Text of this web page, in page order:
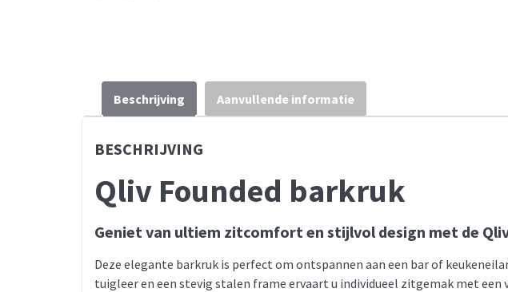
Beschrijving Aanvullende informatie
BESCHRIJVING
Qliv Founded barkruk
Geniet van ultiem zitcomfort en stijlvol design met de
Deze elegante barkruk is perfect om ontspannen aan een bar of
tuigleer en een stevig stalen frame ervaart u individueel zitgemak met